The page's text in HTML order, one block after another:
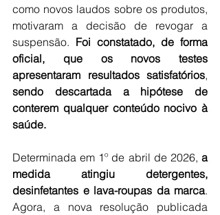
como novos laudos sobre os produtos,
motivaram a decisão de revogar a
suspensão. Foi constatado, de forma
oficial, que os novos testes
apresentaram resultados satisfatórios
sendo descartada a hipótese de
conterem qualquer conteúdo nocivo à
saúde.
Determinada em 1º de abril de 2026, a
medida atingiu detergentes,
desinfetantes e lava-roupas da marca.